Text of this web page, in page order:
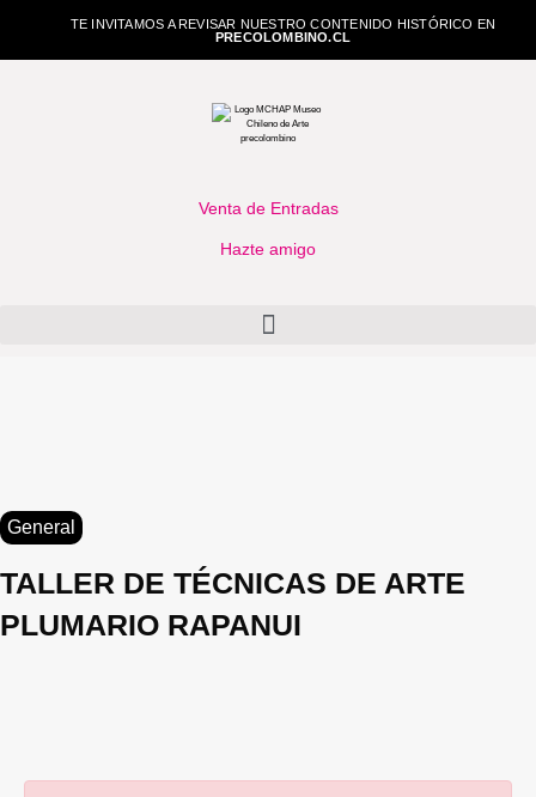
TE INVITAMOS A REVISAR NUESTRO CONTENIDO HISTÓRICO EN
PRECOLOMBINO.CL
Venta de Entradas
Hazte amigo
General
TALLER DE TÉCNICAS DE ARTE
PLUMARIO RAPANUI